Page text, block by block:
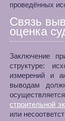
проведённых
Связь
оценка
Заключение
структуре:
измерений и
выводам
строительной
или